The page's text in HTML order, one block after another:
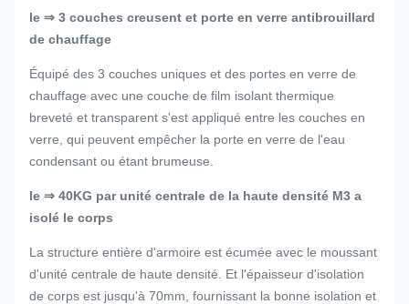
le ⇒ 3 couches creusent et porte en verre antibrouillard
de chauffage
Équipé des 3 couches uniques et des portes en verre de
chauffage avec une couche de film isolant thermique
breveté et transparent s'est appliqué entre les couches en
verre, qui peuvent empêcher la porte en verre de l'eau
condensant ou étant brumeuse.
le ⇒ 40KG par unité centrale de la haute densité M3 a
isolé le corps
La structure entière d'armoire est écumée avec le moussant
d'unité centrale de haute densité. Et l'épaisseur d'isolation
de corps est jusqu'à 70mm, fournissant la bonne isolation et